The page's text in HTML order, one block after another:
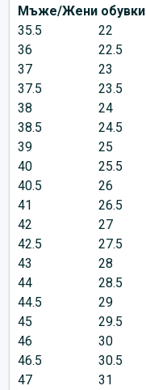
Мъже/Жени обувки
35.5
22
36
22.5
37
23
37.5
23.5
38
24
38.5
24.5
39
25
40
25.5
40.5
26
41
26.5
42
27
42.5
27.5
43
28
44
28.5
44.5
29
45
29.5
46
30
46.5
30.5
47
31